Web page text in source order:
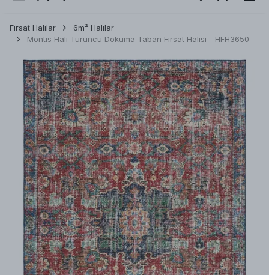
Fırsat Halılar
6m² Halılar
Montis Halı Turuncu Dokuma Taban Fırsat Halısı - HFH3650